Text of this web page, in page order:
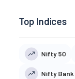
Top Indices
Nifty 50
Nifty Bank